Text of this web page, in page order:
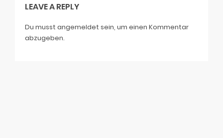
LEAVE A REPLY
Du musst angemeldet sein, um einen Kommentar
abzugeben.